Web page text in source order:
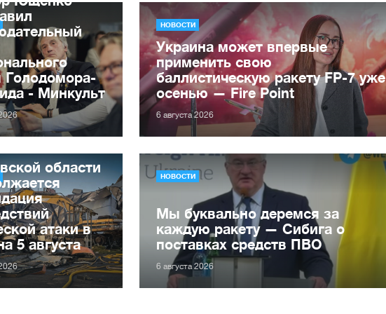
Голодомора-
- Минкульт
НОВОСТИ
Украина может впервые
применить свою
баллистическую ракету FP-7 уже
осенью — Fire Point
6 августа 2026
области
атаки в
5 августа
НОВОСТИ
Мы буквально деремся за
каждую ракету — Сибига о
поставках средств ПВО
6 августа 2026